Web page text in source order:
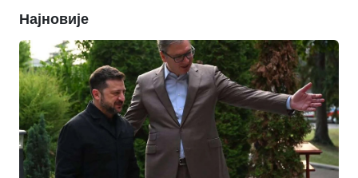
Најновије